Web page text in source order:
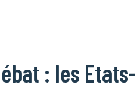
: les